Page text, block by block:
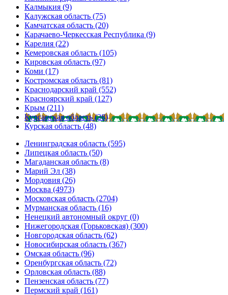
Калмыкия (9)
Калужская область (75)
Камчатская область (20)
Карачаево-Черкесская Республика (9)
Карелия (22)
Кемеровская область (105)
Кировская область (97)
Коми (17)
Костромская область (81)
Краснодарский край (552)
Красноярский край (127)
Крым (211)
Курганская область (28)
Курская область (48)
Ленинградская область (595)
Липецкая область (50)
Магаданская область (8)
Марий Эл (38)
Мордовия (26)
Москва (4973)
Московская область (2704)
Мурманская область (16)
Ненецкий автономный округ (0)
Нижегородская (Горьковская) (300)
Новгородская область (62)
Новосибирская область (367)
Омская область (96)
Оренбургская область (72)
Орловская область (88)
Пензенская область (77)
Пермский край (161)